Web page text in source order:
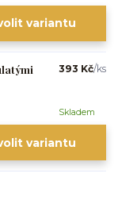
variantu
393 Kč/ks
Skladem
variantu